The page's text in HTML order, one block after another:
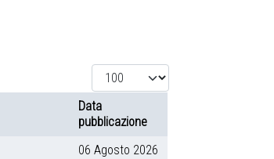
Visualizza #
Data
pubblicazione
06 Agosto 2026